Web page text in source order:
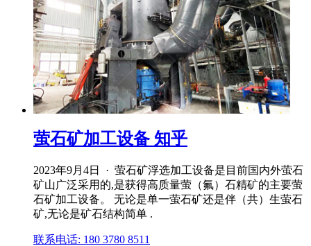
萤石矿加工设备 知乎
2023年9月4日 · 萤石矿浮选加工设备是目前国内外萤石
矿山广泛采用的,是获得高质量萤（氟）石精矿的主要萤
石矿加工设备。 无论是单一萤石矿还是伴（共）生萤石
矿,无论是矿石结构简单 .
联系电话: 180 3780 8511